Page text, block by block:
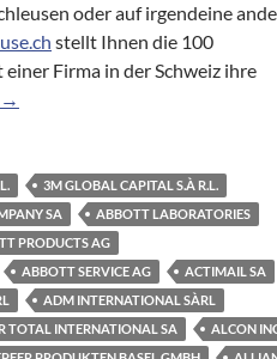
oder auf irgendeine
stellt Ihnen die 100
Firma in der Schweiz ihre
Die 100 bekanntesten
→
3M GLOBAL CAPITAL S.À R.L.
SA
ABBOTT LABORATORIES
PRODUCTS AG
ABBOTT SERVICE AG
ACTIMAIL SA
ADM INTERNATIONAL SÀRL
TOTAL INTERNATIONAL SA
ALCON